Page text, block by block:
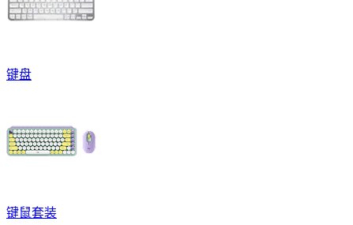
键盘
键鼠套装